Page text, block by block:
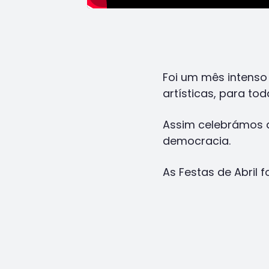
Foi um mês
artísticas, para
Assim
democracia.
As Festas de Abril